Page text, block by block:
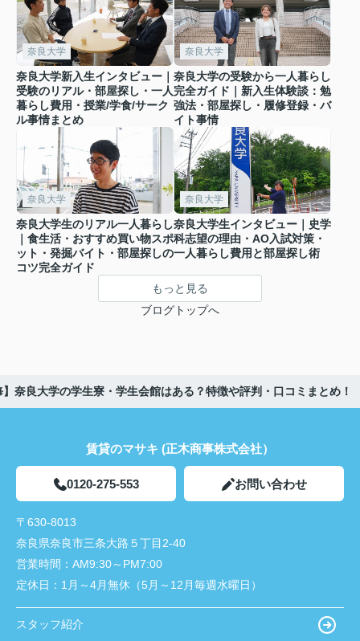
奈良大学
奈良大学新入生インタビュー｜
受験のリアル・部屋探し・一人
暮らし費用・授業/学食/サーク
ル事情まとめ
奈良大学
奈良大学の受験から一人暮らし
完全ガイド｜新入生体験談：勉
強法・部屋探し・履修登録・バ
イト事情
奈良大学
奈良大学生のリアル一人暮らし
｜食生活・おすすめ買い物スポ
ット・発掘バイト・部屋探しの
コツ完全ガイド
奈良大学
奈良大学生インタビュー｜史学
科志望の理由・AO入試対策・
一人暮らし費用と部屋探し術
もっと見る
ブログトップへ
奈良大学の学生寮・学生会館はある？特徴や評判・口コミまとめ！
賃貸のマサキ (正木商事株式会社）
0120-275-553 お問い合わせ
〒630-8013
奈良県奈良市三条大路５丁目2-40
営業時間： AM9:30～PM7:00
定休日： 1月～4月無休（5月～12月毎週水曜日）
スタッフ紹介